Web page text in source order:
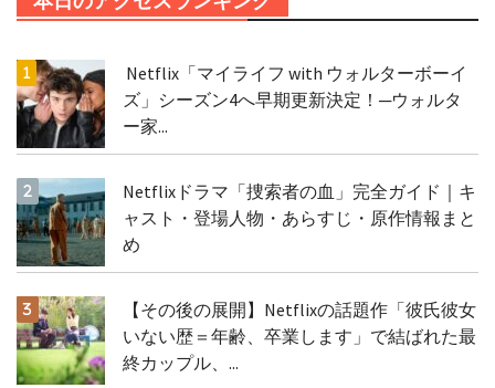
Netflix「マイライフ with ウォルターボーイ
ズ」シーズン4へ早期更新決定！─ウォルタ
ー家...
Netflixドラマ「捜索者の血」完全ガイド｜キ
ャスト・登場人物・あらすじ・原作情報まと
め
【その後の展開】Netflixの話題作「彼氏彼女
いない歴＝年齢、卒業します」で結ばれた最
終カップル、...